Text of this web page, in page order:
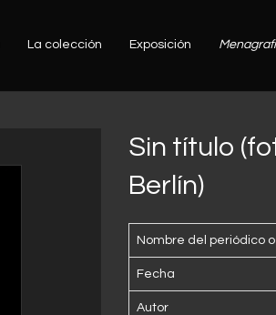
La colección Exposición
Sin título
Berlín)
Nombre del periódico
Fecha
Autor